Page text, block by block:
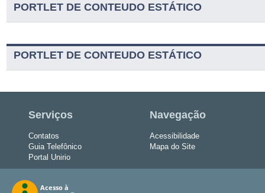
PORTLET DE CONTEUDO ESTÁTICO
PORTLET DE CONTEUDO ESTÁTICO
Serviços
Contatos
Guia Telefônico
Portal Unirio
Navegação
Acessibilidade
Mapa do Site